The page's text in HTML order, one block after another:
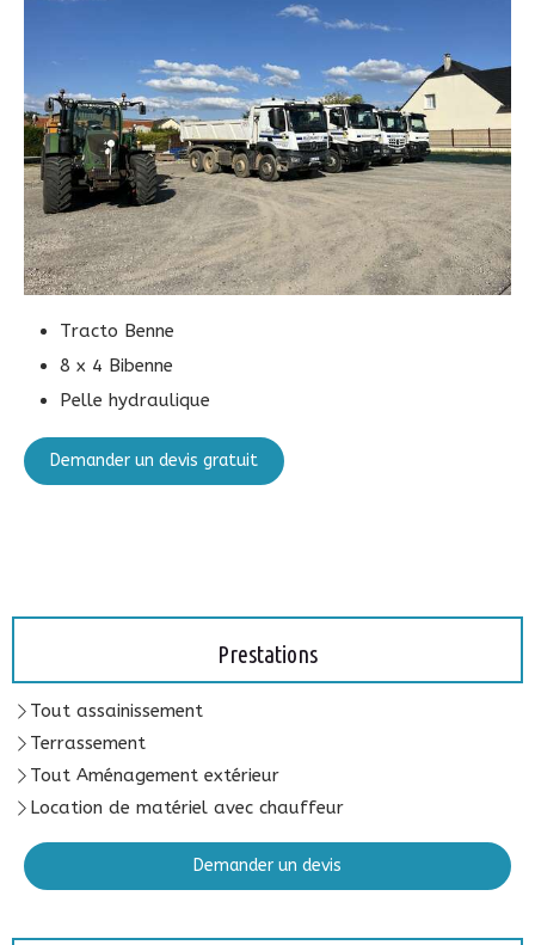
Tracto Benne
8 x 4 Bibenne
Pelle hydraulique
Demander un devis gratuit
Prestations
Tout assainissement
Terrassement
Tout Aménagement extérieur
Location de matériel avec chauffeur
Demander un devis